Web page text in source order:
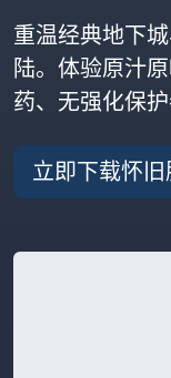
重温经典地下
陆。体验原汁
药、无强化保
立即下载怀旧